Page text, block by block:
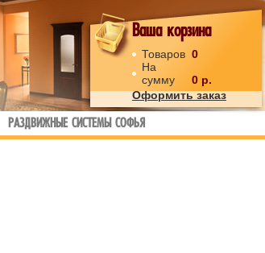
Ваша корзина
Товаров 0
На
сумму
0 р.
Оформить заказ
РАЗДВИЖНЫЕ СИСТЕМЫ СОФЬЯ